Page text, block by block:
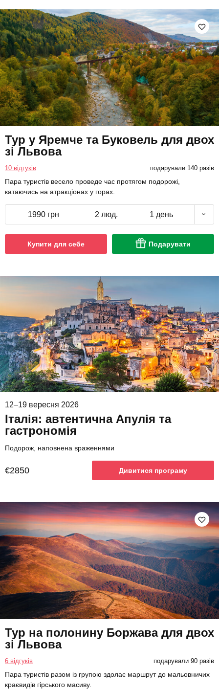
Тур у Яремче та Буковель для двох
зі Львова
10 відгуків подарували 140 разів
Пара туристів весело проведе час протягом подорожі,
катаючись на атракціонах у горах.
1990 грн 2 люд. 1 день
Купити для себе Подарувати
12–19 вересня 2026
Італія: автентична Апулія та
гастрономія
Подорож, наповнена враженнями
€2850 Дивитися програму
Тур на полонину Боржава для двох
зі Львова
6 відгуків подарували 90 разів
Пара туристів разом із групою здолає маршрут до мальовничих
краєвидів гірського масиву.